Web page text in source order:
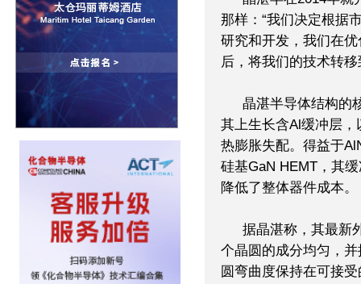
那样：“我们决定根据
研究和开发，我们在
后，将我们的技术转
晶湛半导体结构的
其上生长含Al缓冲层
热膨胀失配。得益于
硅基GaN HEMT，其
降低了整体器件成本。
据晶湛称，其最新
个晶圆的成分均匀，
圆弯曲度保持在可接